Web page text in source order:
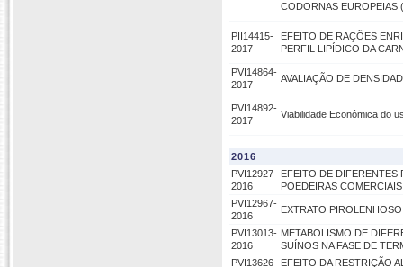
CODORNAS EUROPEIAS
PII14415-
2017
EFEITO DE RAÇÕES
PERFIL LIPÍDICO DA
PVI14864-
2017
AVALIAÇÃO DE
PVI14892-
2017
Viabilidade Econômica do
2016
PVI12927-
2016
EFEITO DE DIFERENTES
POEDEIRAS COMERCIAIS
PVI12967-
2016
EXTRATO
PVI13013-
2016
METABOLISMO DE
SUÍNOS NA FASE DE
PVI13626- EFEITO DA RESTRIÇÃO